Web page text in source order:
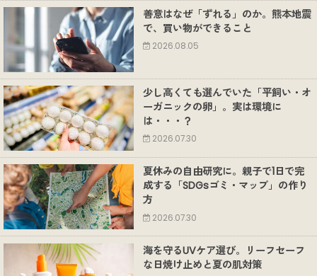
善意はなぜ「ずれる」のか。熊本地震
で、買い物ができること
2026.08.05
少し高くても選んでいた「平飼い・オ
ーガニックの卵」。実は環境に
は・・・？
2026.07.30
夏休みの自由研究に。親子で1日で完
成する「SDGsゴミ・マップ」の作り
方
2026.07.30
海を守るUVケア選び。リーフセーフ
な日焼け止めと夏の肌対策